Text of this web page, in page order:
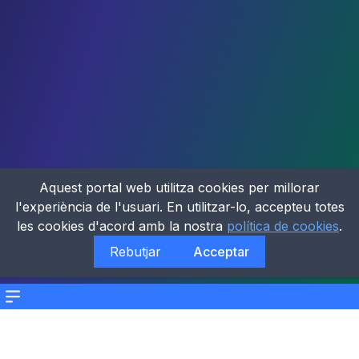
Menu
Aquest portal web utilitza cookies per millorar
l'experiència de l'usuari. En utilitzar-lo, accepteu totes
les cookies d'acord amb la nostra política de cookies.
Rebutjar
Acceptar